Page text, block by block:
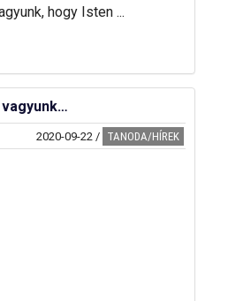
hogy Isten ...
2020-09-22/ TANODA/HÍREK